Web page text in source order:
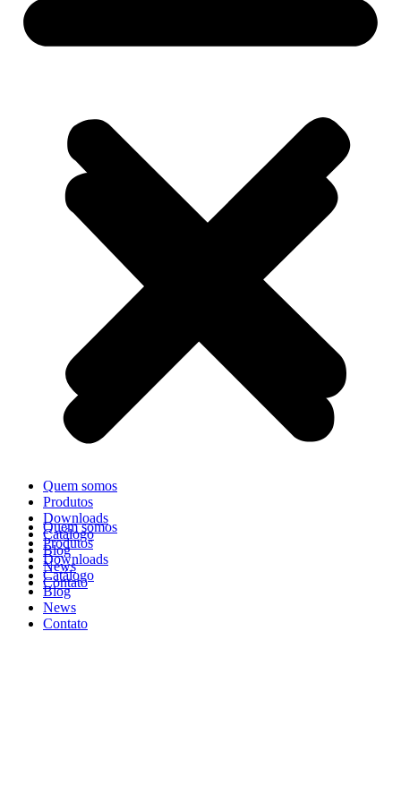
Quem somos
Produtos
Downloads
Catálogo
Blog
News
Contato
Quem somos
Produtos
Downloads
Catálogo
Blog
News
Contato